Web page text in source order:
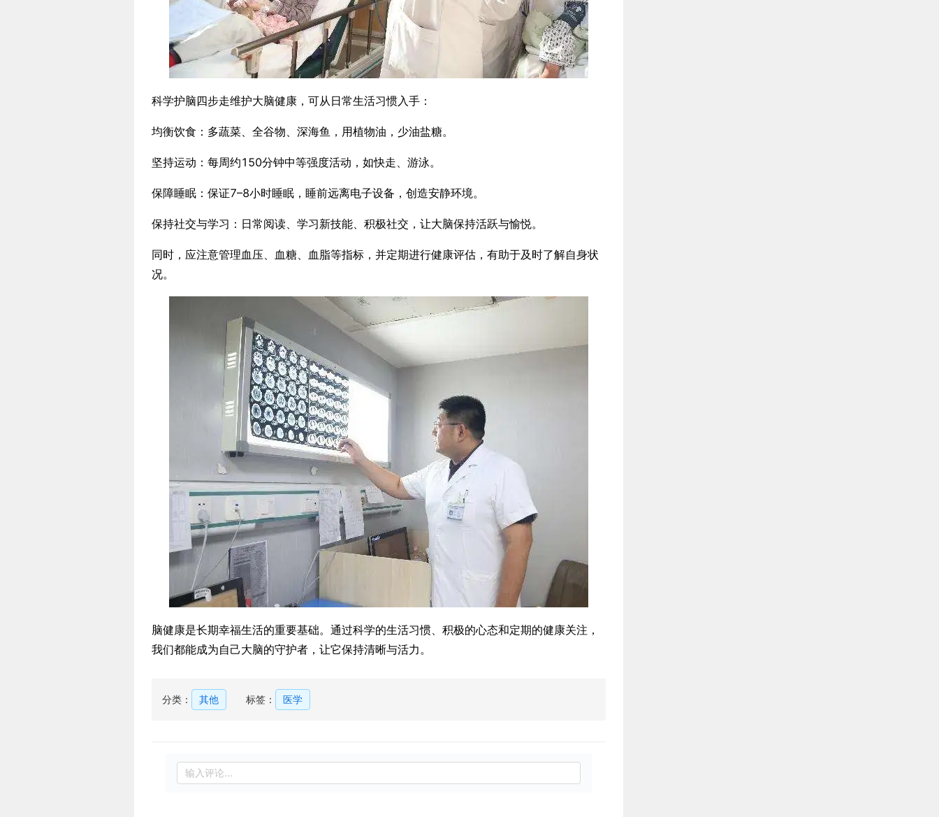
科学护脑四步走维护大脑健康，可从日常生活习惯入手：
均衡饮食：多蔬菜、全谷物、深海鱼，用植物油，少油盐糖。
坚持运动：每周约150分钟中等强度活动，如快走、游泳。
保障睡眠：保证7–8小时睡眠，睡前远离电子设备，创造安静环境。
保持社交与学习：日常阅读、学习新技能、积极社交，让大脑保持活跃与愉悦。
同时，应注意管理血压、血糖、血脂等指标，并定期进行健康评估，有助于及时了解自身状
况。
脑健康是长期幸福生活的重要基础。通过科学的生活习惯、积极的心态和定期的健康关注，
我们都能成为自己大脑的守护者，让它保持清晰与活力。
分类： 其他 标签： 医学